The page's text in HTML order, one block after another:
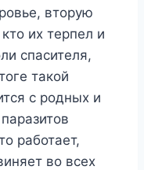
вторую
их терпел и
спасителя,
такой
с родных и
работает,
во всех